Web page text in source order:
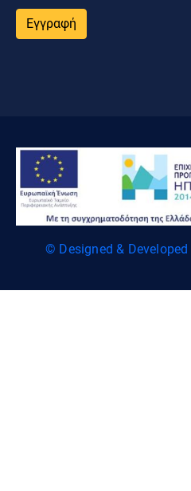
Εγγραφή
© Designed & Developed